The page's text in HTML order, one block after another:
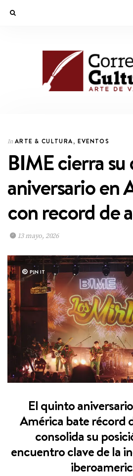
In ARTE & CULTURA,EVENTOS
BIME cierra
aniversario en
con record de
13 mayo, 2026
PIN IT
El quinto
América bate récord
consolida su
encuentro clave de la